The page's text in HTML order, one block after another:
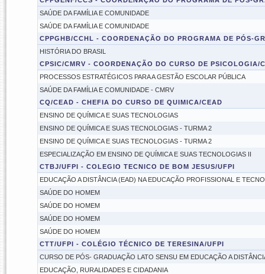
SAÚDE DA FAMÍLIA E COMUNIDADE
SAÚDE DA FAMÍLIA E COMUNIDADE
CPPGHB/CCHL - COORDENAÇÃO DO PROGRAMA DE PÓS-
HISTÓRIA DO BRASIL
CPSIC/CMRV - COORDENAÇÃO DO CURSO DE PSICOLOGIA/
PROCESSOS ESTRATÉGICOS PARA A GESTÃO ESCOLAR PÚBLICA
SAÚDE DA FAMÍLIA E COMUNIDADE - CMRV
CQ/CEAD - CHEFIA DO CURSO DE QUIMICA/CEAD
ENSINO DE QUÍMICA E SUAS TECNOLOGIAS
ENSINO DE QUÍMICA E SUAS TECNOLOGIAS - TURMA 2
ENSINO DE QUÍMICA E SUAS TECNOLOGIAS - TURMA 2
ESPECIALIZAÇÃO EM ENSINO DE QUÍMICA E SUAS TECNOLOGIAS II
CTBJ/UFPI - COLEGIO TECNICO DE BOM JESUS/UFPI
EDUCAÇÃO A DISTÂNCIA (EAD) NA EDUCAÇÃO PROFISSIONAL E
SAÚDE DO HOMEM
SAÚDE DO HOMEM
SAÚDE DO HOMEM
SAÚDE DO HOMEM
CTT/UFPI - COLÉGIO TÉCNICO DE TERESINA/UFPI
CURSO DE PÓS- GRADUAÇÃO LATO SENSU EM EDUCAÇÃO A
EDUCAÇÃO, RURALIDADES E CIDADANIA